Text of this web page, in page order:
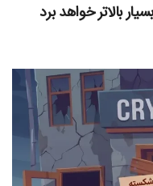
بالاتر خواهد برد